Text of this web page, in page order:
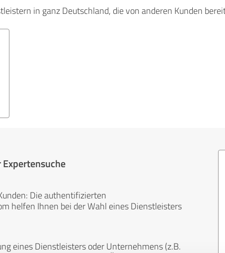
in ganz Deutschland, die von anderen Kunden
Die authentifizierten
helfen Ihnen bei der Wahl eines Dienstleisters
eines Dienstleisters oder Unternehmens (z.B.